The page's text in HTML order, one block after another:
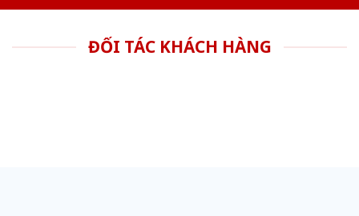
ĐỐI TÁC KHÁCH HÀNG